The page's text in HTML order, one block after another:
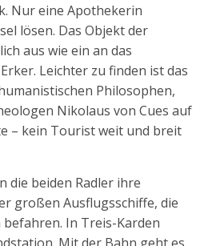
Nur eine Apothekerin
lösen. Das Objekt der
aus wie ein an das
Leichter zu finden ist das
Philosophen,
Nikolaus von Cues auf
– kein Tourist weit und breit
die beiden Radler ihre
großen Ausflugsschiffe, die
In Treis-Karden